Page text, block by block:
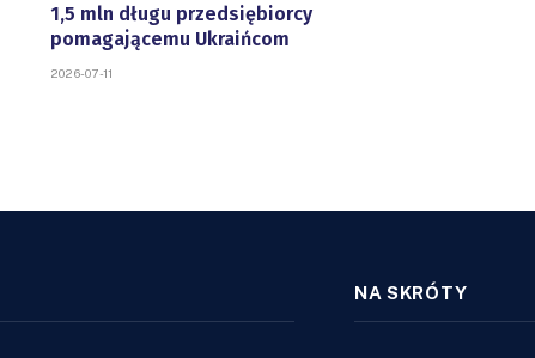
1,5 mln długu przedsiębiorcy
pomagającemu Ukraińcom
2026-07-11
NA SKRÓTY